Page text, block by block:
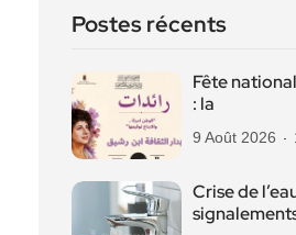
Postes récents
Fête
: la
9 Août 2026
Crise de